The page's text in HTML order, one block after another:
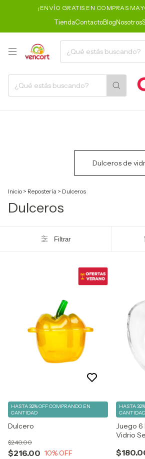
¡ENVÍO GRATIS EN COMPRAS
TiendaContactoBlogNosotros
Dulceros de
Inicio > Repostería > Dulceros
Dulceros
Filtrar
Dulcero
$216.00
$240.00
10% OFF
HASTA 32% OFFCOMPRANDO EN
CANTIDAD
Juego 6
Vidrio
HASTA
CANTIDAD